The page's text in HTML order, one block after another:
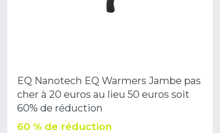
EQ Nanotech EQ Warmers Jambe pas
cher à 20 euros au lieu 50 euros soit
60% de réduction
60 % de réduction